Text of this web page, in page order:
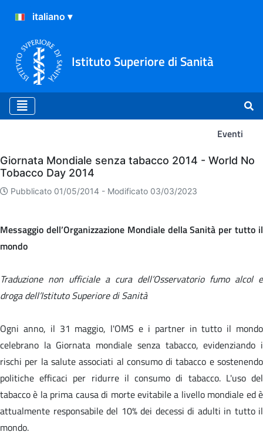
Istituto Superiore di Sanità
Eventi
Eventi
Giornata Mondiale senza tabacco 2014 - World No
Tobacco Day 2014
Pubblicato 01/05/2014 - Modificato 03/03/2023
Messaggio dell’Organizzazione Mondiale della Sanità per tutto il
mondo
Traduzione non ufficiale a cura dell’Osservatorio fumo alcol e
droga dell’Istituto Superiore di Sanità
Ogni anno, il 31 maggio, l'OMS e i partner in tutto il mondo
celebrano la Giornata mondiale senza tabacco, evidenziando i
rischi per la salute associati al consumo di tabacco e sostenendo
politiche efficaci per ridurre il consumo di tabacco. L'uso del
tabacco è la prima causa di morte evitabile a livello mondiale ed è
attualmente responsabile del 10% dei decessi di adulti in tutto il
mondo.